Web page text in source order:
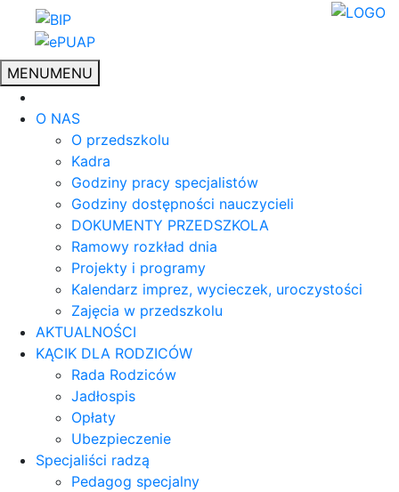
MENUMENU
O NAS
O przedszkolu
Kadra
Godziny pracy specjalistów
Godziny dostępności nauczycieli
DOKUMENTY PRZEDSZKOLA
Ramowy rozkład dnia
Projekty i programy
Kalendarz imprez, wycieczek, uroczystości
Zajęcia w przedszkolu
AKTUALNOŚCI
KĄCIK DLA RODZICÓW
Rada Rodziców
Jadłospis
Opłaty
Ubezpieczenie
Specjaliści radzą
Pedagog specjalny